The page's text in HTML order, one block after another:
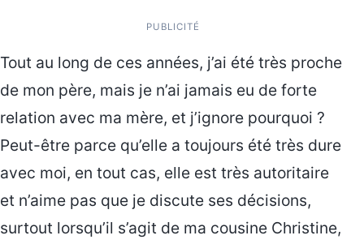
PUBLICITÉ
Tout au long de ces années, j’ai été très proche
de mon père, mais je n’ai jamais eu de forte
relation avec ma mère, et j’ignore pourquoi ?
Peut-être parce qu’elle a toujours été très dure
avec moi, en tout cas, elle est très autoritaire
et n’aime pas que je discute ses décisions,
surtout lorsqu’il s’agit de ma cousine Christine,